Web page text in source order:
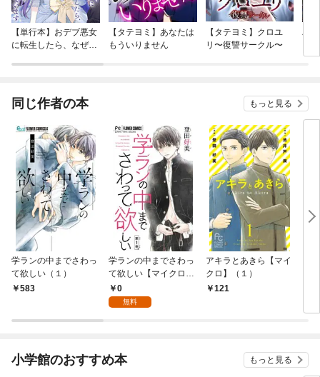
【単行本】おデブ悪女
に転生したら、なぜか
【タテヨミ】あなたは
もういりません
【タテヨミ】クロユ
リ〜復讐サークル〜
バ
今
同じ作者の本 もっと見る
学ランの中までさわっ
て欲しい（１）
583
学ランの中までさわっ
て欲しい【マイクロ】
（１）
0
無料
アキラとあきら【マイ
クロ】（１）
121
小学館のおすすめ本 もっと見る